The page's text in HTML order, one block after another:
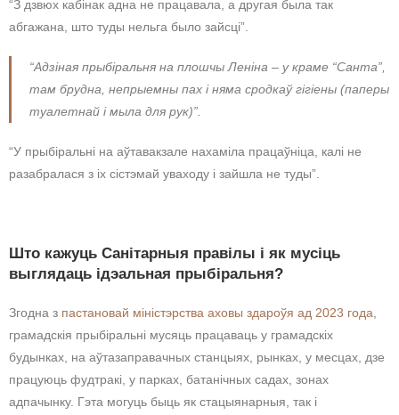
“З дзвюх кабінак адна не працавала, а другая была так
абгажана, што туды нельга было зайсці”.
“Адзіная прыбіральня на плошчы Леніна – у краме “Санта”,
там брудна, непрыемны пах і няма сродкаў гігіены (паперы
туалетнай і мыла для рук)”.
“У прыбіральні на аўтавакзале нахаміла працаўніца, калі не
разабралася з іх сістэмай уваходу і зайшла не туды”.
Што кажуць Санітарныя правілы і як мусіць
выглядаць ідэальная прыбіральня?
Згодна з пастановай міністэрства аховы здароўя ад 2023 года
грамадскія прыбіральні мусяць працаваць у грамадскіх
будынках, на аўтазаправачных станцыях, рынках, у месцах, дзе
працуюць фудтракі, у парках, батанічных садах, зонах
адпачынку. Гэта могуць быць як стацыянарныя, так і